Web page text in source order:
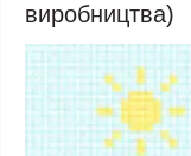
виробництва)